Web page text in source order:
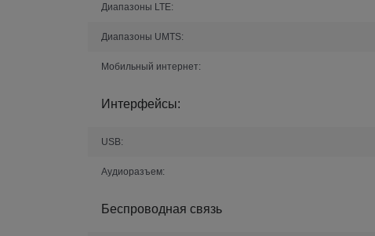
Диапазоны LTE:
Диапазоны UMTS:
Мобильный интернет:
Интерфейсы:
USB:
Аудиоразъем:
Беспроводная связь